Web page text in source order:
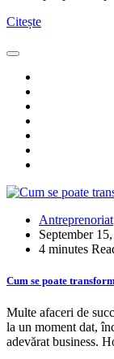
Citește
Antreprenoriat
September
4 minutes
Cum se poate
Multe afaceri de
la un moment dat,
adevărat business.